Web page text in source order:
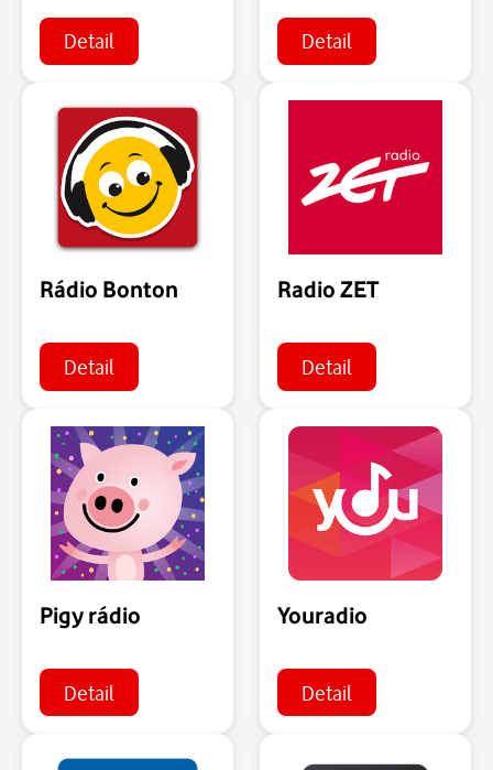
Detail Detail
Rádio Bonton
Detail
Radio ZET
Detail
Pigy rádio
Detail
Youradio
Detail